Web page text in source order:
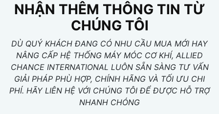
NHẬN THÊM THÔNG TIN TỪ
CHÚNG TÔI
DÙ QUÝ KHÁCH ĐANG CÓ NHU CẦU MUA MỚI HAY
NÂNG CẤP HỆ THỐNG MÁY MÓC CƠ KHÍ, ALLIED
CHANCE INTERNATIONAL LUÔN SẴN SÀNG TƯ VẤN
GIẢI PHÁP PHÙ HỢP, CHÍNH HÃNG VÀ TỐI ƯU CHI
PHÍ. HÃY LIÊN HỆ VỚI CHÚNG TÔI ĐỂ ĐƯỢC HỖ TRỢ
NHANH CHÓNG